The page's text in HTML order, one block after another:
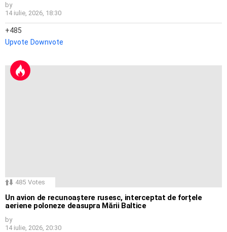
by
14 iulie, 2026, 18:30
485
Upvote Downvote
485 Votes
Un avion de recunoaștere rusesc, interceptat de forțele
aeriene poloneze deasupra Mării Baltice
by
14 iulie, 2026, 20:30